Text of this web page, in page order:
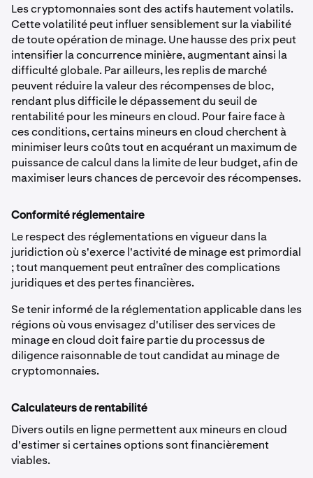
Les cryptomonnaies sont des actifs hautement volatils.
Cette volatilité peut influer sensiblement sur la viabilité
de toute opération de minage. Une hausse des prix peut
intensifier la concurrence minière, augmentant ainsi la
difficulté globale. Par ailleurs, les replis de marché
peuvent réduire la valeur des récompenses de bloc,
rendant plus difficile le dépassement du seuil de
rentabilité pour les mineurs en cloud. Pour faire face à
ces conditions, certains mineurs en cloud cherchent à
minimiser leurs coûts tout en acquérant un maximum de
puissance de calcul dans la limite de leur budget, afin de
maximiser leurs chances de percevoir des récompenses.
Conformité réglementaire
Le respect des réglementations en vigueur dans la
juridiction où s'exerce l'activité de minage est primordial
; tout manquement peut entraîner des complications
juridiques et des pertes financières.
Se tenir informé de la réglementation applicable dans les
régions où vous envisagez d'utiliser des services de
minage en cloud doit faire partie du processus de
diligence raisonnable de tout candidat au minage de
cryptomonnaies.
Calculateurs de rentabilité
Divers outils en ligne permettent aux mineurs en cloud
d'estimer si certaines options sont financièrement
viables.